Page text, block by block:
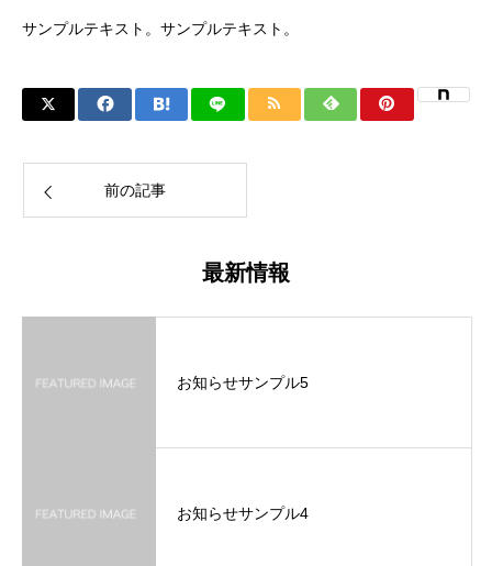
サンプルテキスト。サンプルテキスト。
前の記事
最新情報
お知らせサンプル5
お知らせサンプル4